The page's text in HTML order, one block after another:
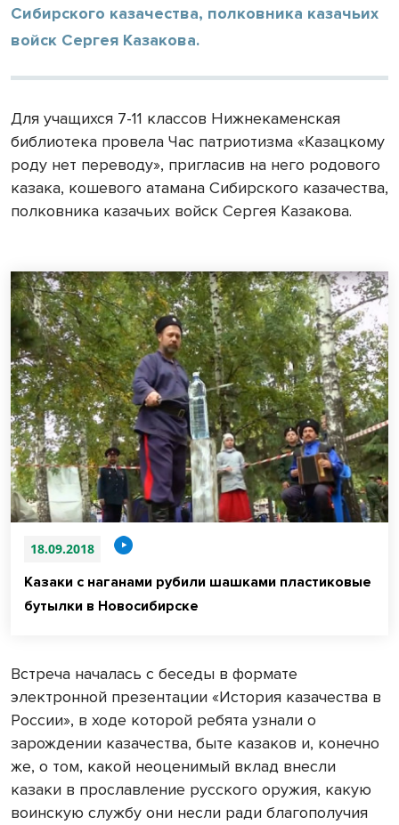
Сибирского казачества, полковника казачьих
войск Сергея Казакова.
Для учащихся 7-11 классов Нижнекаменская
библиотека провела Час патриотизма «Казацкому
роду нет переводу», пригласив на него родового
казака, кошевого атамана Сибирского казачества,
полковника казачьих войск Сергея Казакова.
18.09.2018
Казаки с наганами рубили шашками пластиковые
бутылки в Новосибирске
Встреча началась с беседы в формате
электронной презентации «История казачества в
России», в ходе которой ребята узнали о
зарождении казачества, быте казаков и, конечно
же, о том, какой неоценимый вклад внесли
казаки в прославление русского оружия, какую
воинскую службу они несли ради благополучия